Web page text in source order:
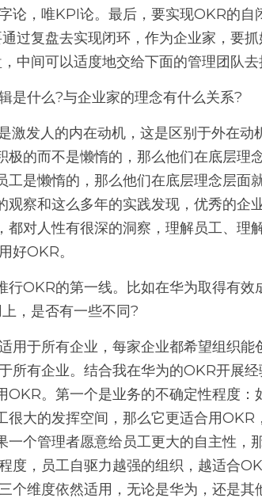
论，唯KPI论。最后，要实现OKR的自
过复盘去实现闭环，作为企业家，要
中间可以适度地交给下面的管理团队去
是什么?与企业家的理念有什么关系?
极的而不是懒惰的，那么他们在底层理
工是懒惰的，那么他们在底层理念层面
观察和这么多年的实践发现，优秀的企
都对人性有很深的洞察，理解员工、理
好OKR。
行OKR的第一线。比如在华为取得有
，是否有一些不同?
用于所有企业，每家企业都希望组织
所有企业。结合我在华为的OKR开展
OKR。第一个是业务的不确定性程度：
很大的发挥空间，那么它更适合用OKR
一个管理者愿意给员工更大的自主性，
度，员工自驱力越强的组织，越适合
个维度依然适用，无论是华为，还是其